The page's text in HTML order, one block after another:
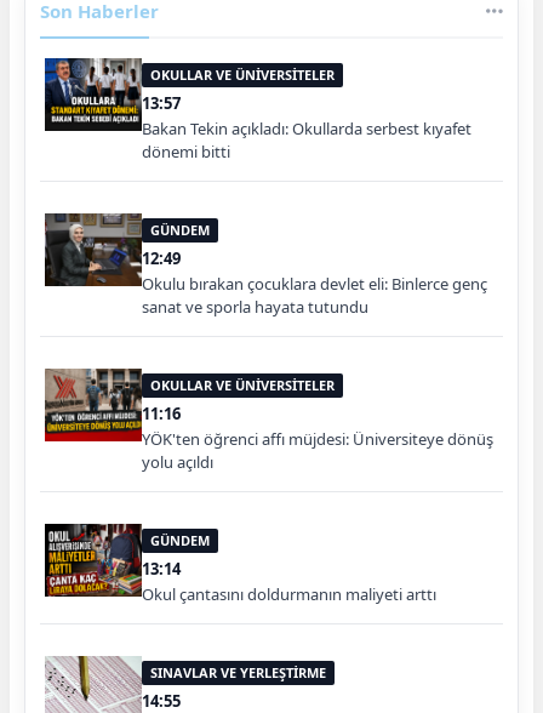
Son Haberler
OKULLAR VE ÜNİVERSİTELER
13:57
Bakan Tekin açıkladı: Okullarda serbest kıyafet
dönemi bitti
GÜNDEM
12:49
Okulu bırakan çocuklara devlet eli: Binlerce genç
sanat ve sporla hayata tutundu
OKULLAR VE ÜNİVERSİTELER
11:16
YÖK'ten öğrenci affı müjdesi: Üniversiteye dönüş
yolu açıldı
GÜNDEM
13:14
Okul çantasını doldurmanın maliyeti arttı
SINAVLAR VE YERLEŞTİRME
14:55